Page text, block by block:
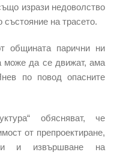
изрази недоволство
на трасето.
общината парични ни
може да се движат, ама
по повод опасните
обясняват, че
от препроектиране,
и извършване на